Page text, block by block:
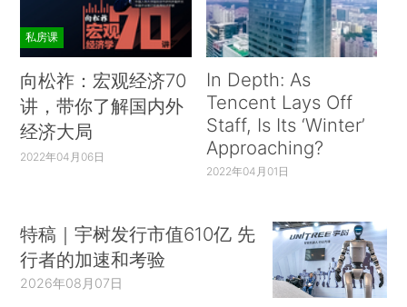
私房课
向松祚：宏观经济70
讲，带你了解国内外
经济大局
2022年04月06日
In Depth: As
Tencent Lays Off
Staff, Is Its ‘Winter’
Approaching?
2022年04月01日
特稿｜宇树发行市值610亿 先
行者的加速和考验
2026年08月07日